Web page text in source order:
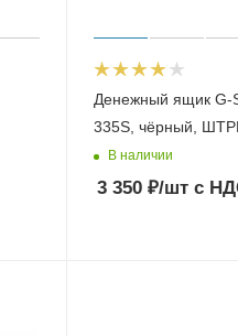
Денежный ящик G-
335S, чёрный,
В наличии
3 350₽/штс